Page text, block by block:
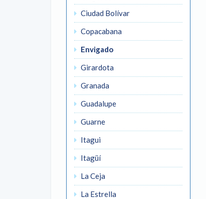
Ciudad Bolívar
Copacabana
Envigado
Girardota
Granada
Guadalupe
Guarne
Itagui
Itagüí
La Ceja
La Estrella